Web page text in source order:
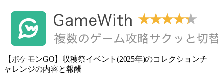
【ポケモンGO】収穫祭イベント(2025年)のコレクションチ
ャレンジの内容と報酬